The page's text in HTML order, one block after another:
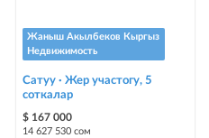
Жаныш Акылбеков Кыргыз
Недвижимость
Сатуу · Жер участогу, 5
соткалар
$ 167 000
14 627 530 сом